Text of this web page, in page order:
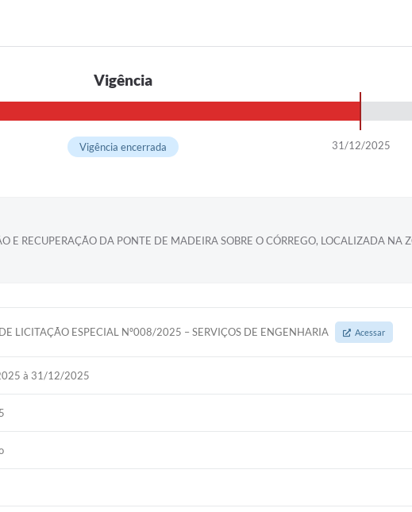
Vigência
31/12/2025
Vigência encerrada
E RECUPERAÇÃO DA PONTE DE MADEIRA SOBRE O CÓRREGO, LOCALIZADA NA
LICITAÇÃO ESPECIAL Nº008/2025 – SERVIÇOS DE ENGENHARIA Acessar
à 31/12/2025